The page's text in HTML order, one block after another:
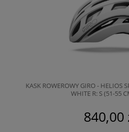
KASK ROWEROWY GIRO - HELIOS
WHITE R: S (51-55
840,00